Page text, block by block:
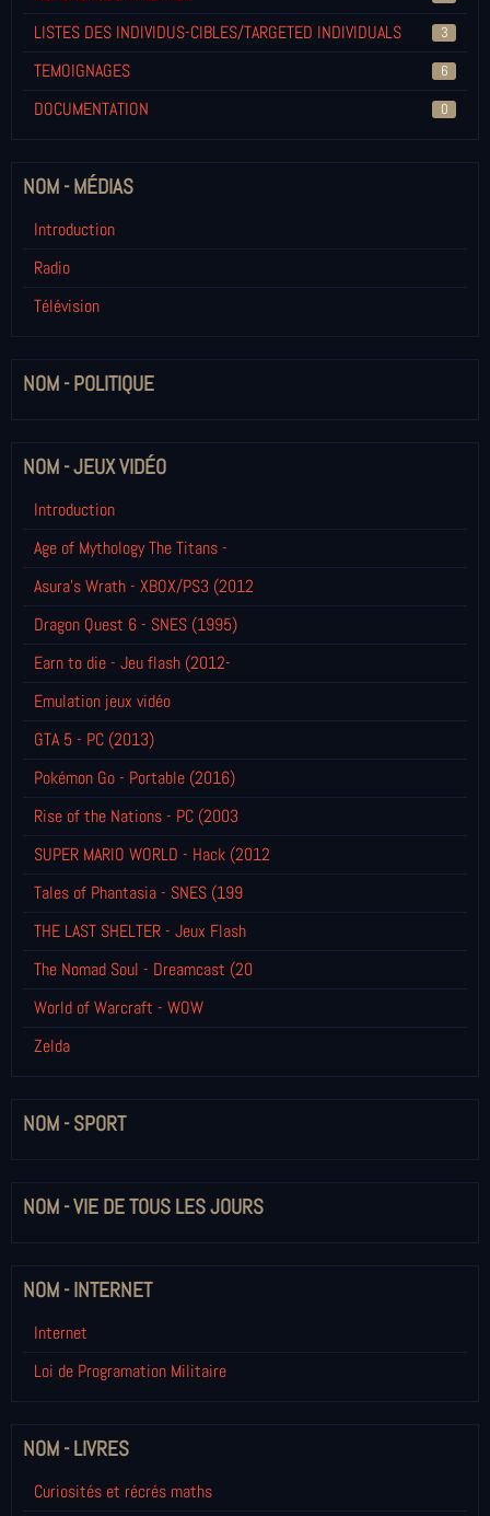
LISTES DES INDIVIDUS-CIBLES/TARGETED INDIVIDUALS 3
TEMOIGNAGES 6
DOCUMENTATION 0
NOM - MÉDIAS
Introduction
Radio
Télévision
NOM - POLITIQUE
NOM - JEUX VIDÉO
Introduction
Age of Mythology The Titans -
Asura's Wrath - XBOX/PS3 (2012
Dragon Quest 6 - SNES (1995)
Earn to die - Jeu flash (2012-
Emulation jeux vidéo
GTA 5 - PC (2013)
Pokémon Go - Portable (2016)
Rise of the Nations - PC (2003
SUPER MARIO WORLD - Hack (2012
Tales of Phantasia - SNES (199
THE LAST SHELTER - Jeux Flash
The Nomad Soul - Dreamcast (20
World of Warcraft - WOW
Zelda
NOM - SPORT
NOM - VIE DE TOUS LES JOURS
NOM - INTERNET
Internet
Loi de Programation Militaire
NOM - LIVRES
Curiosités et récrés maths